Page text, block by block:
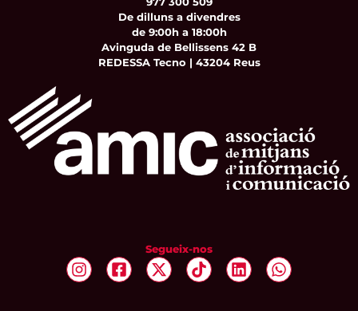
De dilluns a divendres
de 9:00h a 18:00h
Avinguda de Bellissens 42 B
REDESSA Tecno | 43204 Reus
Segueix-nos